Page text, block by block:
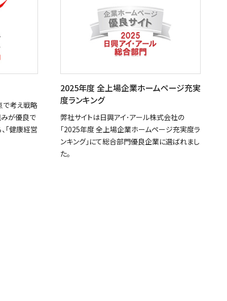
で考え戦略
みが優良で
「健康経営
2025年度 全上場企業ホームページ充実
度ランキング
弊社サイトは日興アイ･アール株式会社の
「2025年度 全上場企業ホームページ充実度ラ
ンキング」にて総合部門優良企業に選ばれまし
た。